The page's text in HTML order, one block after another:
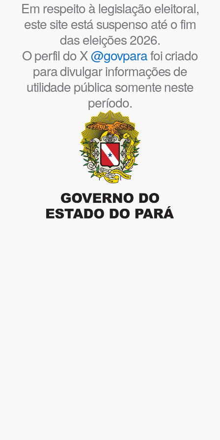
Em respeito à legislação eleitoral,
este site está suspenso até o fim
das eleições 2026.
O perfil do X@govparafoi criado
para divulgar informações de
utilidade pública somente neste
período.